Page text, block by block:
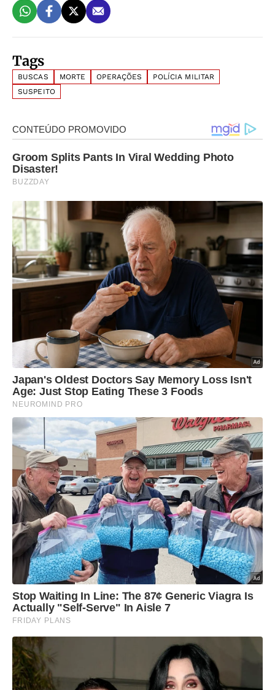
Tags
BUSCAS MORTE OPERAÇÕES
POLÍCIA MILITAR
SUSPEITO